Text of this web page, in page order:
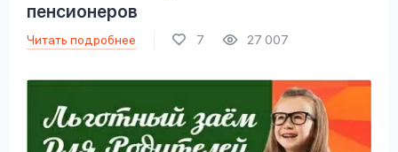
пенсионеров
Читать подробнее 7 27 007